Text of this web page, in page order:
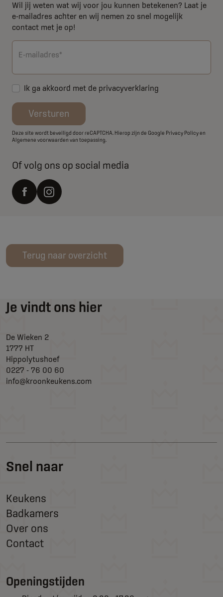
Wil jij weten wat wij voor jou kunnen betekenen? Laat je
e-mailadres achter en wij nemen zo snel mogelijk
contact met je op!
E-mailadres*
Ik ga akkoord met de privacyverklaring
Versturen
Deze site wordt beveiligd door reCAPTCHA. Hierop zijn de Google Privacy Policyen
Algemene voorwaarden van toepassing.
Of volg ons op social media
Terug naar overzicht
Snel naar
Keukens
Badkamers
Over ons
Contact
Je vindt ons hier
De Wieken 2
1777 HT
Hippolytushoef
0227 - 76 00 60
info@kroonkeukens.com
Openingstijden